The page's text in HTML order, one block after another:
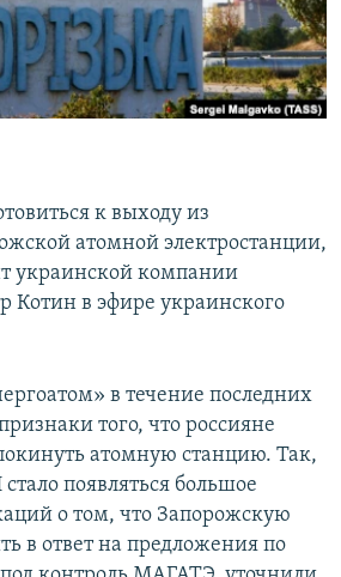
КРЫМА
к выходу из
атомной электростанции,
украинской компании
Котин в эфире украинского
в течение последних
того, что россияне
атомную станцию. Так,
появляться большое
о том, что Запорожскую
в ответ на предложения по